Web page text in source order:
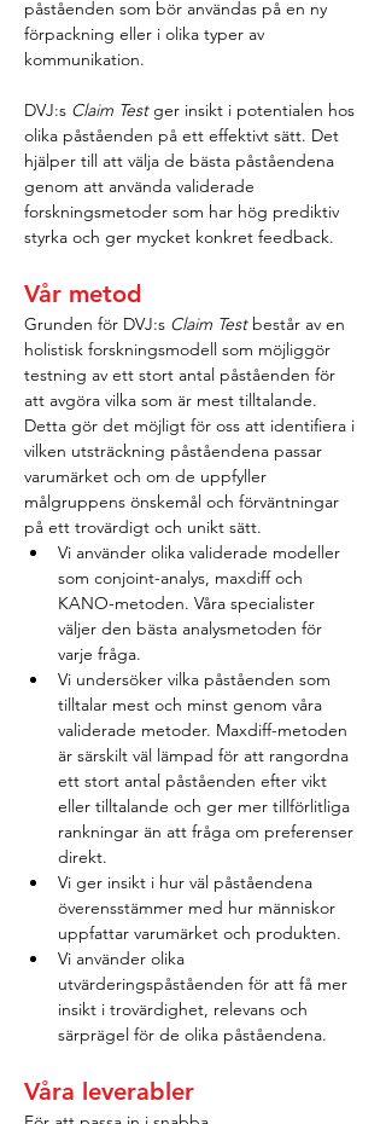
påståenden som bör användas på en ny
förpackning eller i olika typer av
kommunikation.
DVJ:s Claim Test ger insikt i potentialen hos
olika påståenden på ett effektivt sätt. Det
hjälper till att välja de bästa påståendena
genom att använda validerade
forskningsmetoder som har hög prediktiv
styrka och ger mycket konkret feedback.
Vår metod
Grunden för DVJ:s Claim Test består av en
holistisk forskningsmodell som möjliggör
testning av ett stort antal påståenden för
att avgöra vilka som är mest tilltalande.
Detta gör det möjligt för oss att identifiera i
vilken utsträckning påståendena passar
varumärket och om de uppfyller
målgruppens önskemål och förväntningar
på ett trovärdigt och unikt sätt.
Vi använder olika validerade modeller
som conjoint-analys, maxdiff och
KANO-metoden. Våra specialister
väljer den bästa analysmetoden för
varje fråga.
Vi undersöker vilka påståenden som
tilltalar mest och minst genom våra
validerade metoder. Maxdiff-metoden
är särskilt väl lämpad för att rangordna
ett stort antal påståenden efter vikt
eller tilltalande och ger mer tillförlitliga
rankningar än att fråga om preferenser
direkt.
Vi ger insikt i hur väl påståendena
överensstämmer med hur människor
uppfattar varumärket och produkten.
Vi använder olika
utvärderingspåståenden för att få mer
insikt i trovärdighet, relevans och
särprägel för de olika påståendena.
Våra leverabler